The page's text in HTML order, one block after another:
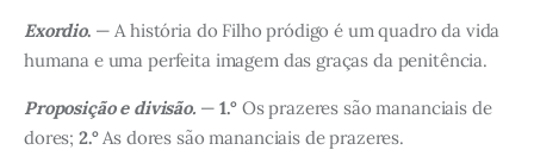
Exordio.— A história do Filho pródigo é um quadro da vida
humana e uma perfeita imagem das graças da penitência.
Proposição e divisão.—1.°Os prazeres são mananciais de
dores; 2.°As dores são mananciais de prazeres.